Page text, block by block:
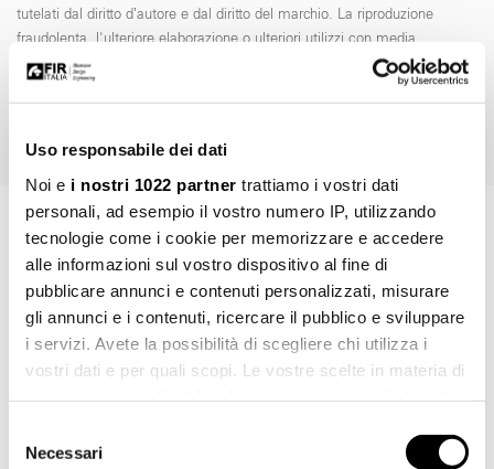
Uso responsabile dei dati
Noi e i nostri 1022 partner trattiamo i vostri dati
personali, ad esempio il vostro numero IP, utilizzando
tecnologie come i cookie per memorizzare e accedere
alle informazioni sul vostro dispositivo al fine di
pubblicare annunci e contenuti personalizzati, misurare
gli annunci e i contenuti, ricercare il pubblico e sviluppare
i servizi. Avete la possibilità di scegliere chi utilizza i
vostri dati e per quali scopi. Le vostre scelte in materia di
modificare o revocare il proprio consenso in qualsiasi
delNecessari
tutelati dal diritto d’autore e dal diritto del marchio. La riproduzione
fraudolenta, l'ulteriore elaborazione o ulteriori utilizzi con media
elettronici, sia per l'utilizzo privato che per quello commerciale, sono
espressamente vietate senza preventiva autorizzazione di Fir Italia
ART. 11.0506.2
Richiedi informazioni
NOME *